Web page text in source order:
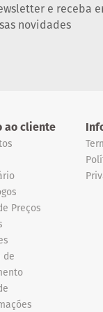
e receba
novidades
ao cliente
Preços
de